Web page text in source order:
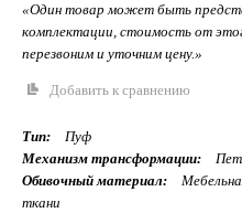
«Один товар может быть
комплектации, стоимость от
перезвоним и уточним цену.»
Добавить к сравнению
Тип:
Пуф
Механизм трансформации:
Обивочный материал:
ткани